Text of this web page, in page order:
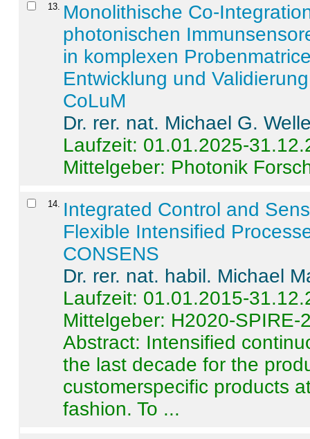
13
Monolithische Co-
photonischen
in komplexen
Entwicklung und
CoLuM
Dr. rer. nat. Michael G.
Laufzeit: 01.01.2025-
Mittelgeber: Photonik
14
Integrated Control and
Flexible Intensified
CONSENS
Dr. rer. nat. habil. Michael
Laufzeit: 01.01.2015-
Mittelgeber: H2020-SPIRE-
Abstract: Intensified
the last decade for the
customerspecific products
fashion. To ...